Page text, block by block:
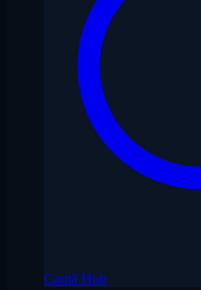
Caută Hub